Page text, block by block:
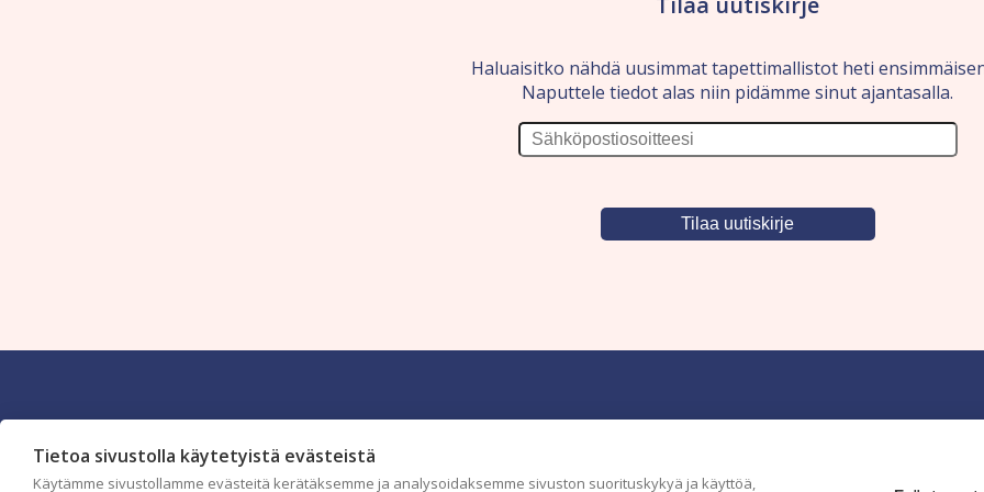
Tietoa sivustolla käytetyistä evästeistä
Käytämme sivustollamme evästeitä kerätäksemme ja analysoidaksemme sivuston suorituskykyä ja käyttöä,
Haluaisitko nähdä uusimmat tapettimallistot heti
Naputtele tiedot alas niin pidämme sinut ajantasalla.
c/o Suomen AM-Markkinointi Oy